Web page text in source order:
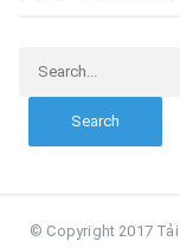
© Copyright 2017 Tải